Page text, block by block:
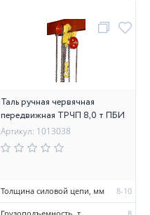
Таль ручная червячная
передвижная ТРЧП 8,0 т ПБИ
Артикул: 1013038
Толщина силовой цепи, мм 8-10